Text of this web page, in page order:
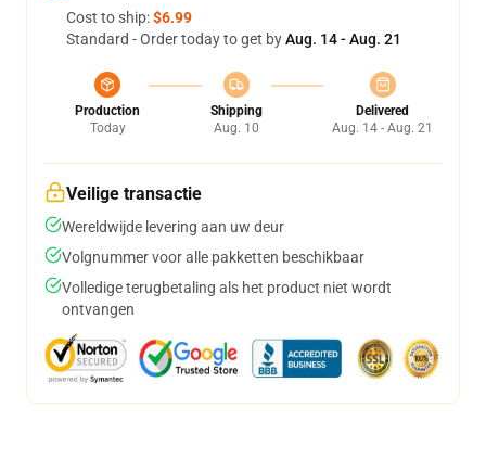
Cost to ship:$6.99
Standard - Order today to get byAug. 14 - Aug. 21
Production
Today
Shipping
Aug. 10
Delivered
Aug. 14 - Aug. 21
Veilige transactie
Wereldwijde levering aan uw deur
Volgnummer voor alle pakketten beschikbaar
Volledige terugbetaling als het product niet wordt
ontvangen